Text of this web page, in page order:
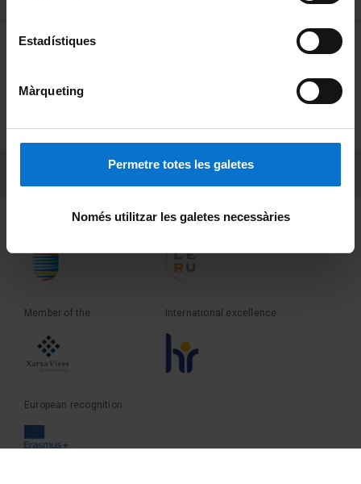
Estadístiques
Màrqueting
Permetre totes les galetes
Només utilitzar les galetes necessàries
MENÚ PEU 1
Terms and privacy
Founder of the Member of the
Member of the International excellence
European recognition